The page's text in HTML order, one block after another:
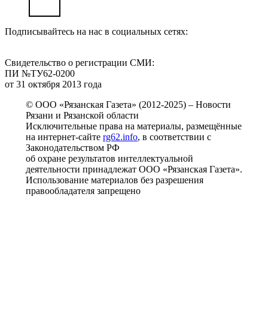
Подписывайтесь на нас в социальных сетях:
Свидетельство о регистрации СМИ:
ПИ №ТУ62-0200
от 31 октября 2013 года
© ООО «Рязанская Газета» (2012-2025) – Новости
Рязани и Рязанской области
Исключительные права на материалы, размещённые
на интернет-сайте rg62.info, в соответствии с
Законодательством РФ
об охране результатов интеллектуальной
деятельности принадлежат ООО «Рязанская Газета».
Использование материалов без разрешения
правообладателя запрещено